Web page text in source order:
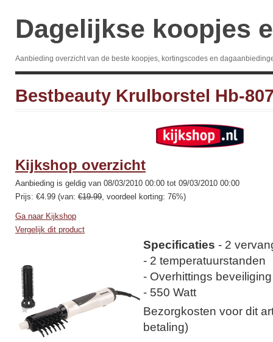
Dagelijkse koopjes
Aanbieding overzicht van de beste koopjes, kortingscodes en
Bestbeauty Krulborstel Hb-
Kijkshop overzicht
Aanbieding is geldig van 08/03/2010 00:00 tot 09/03/2010 00:00
Prijs: €4.99 (van: €19.99, voordeel korting: 76%)
Ga naar Kijkshop
Vergelijk dit product
Specificaties - 2
- 2 temperatuurstanden
- Overhittings beveiliging
- 550 Watt
Bezorgkosten voor dit
betaling)